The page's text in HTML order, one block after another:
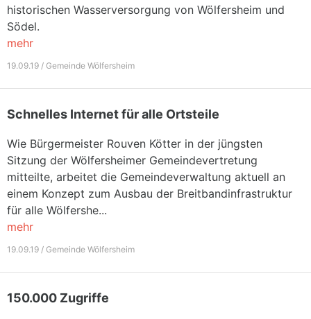
historischen Wasserversorgung von Wölfersheim und
Södel.
mehr
19.09.19 / Gemeinde Wölfersheim
Schnelles Internet für alle Ortsteile
Wie Bürgermeister Rouven Kötter in der jüngsten
Sitzung der Wölfersheimer Gemeindevertretung
mitteilte, arbeitet die Gemeindeverwaltung aktuell an
einem Konzept zum Ausbau der Breitbandinfrastruktur
für alle Wölfershe...
mehr
19.09.19 / Gemeinde Wölfersheim
150.000 Zugriffe